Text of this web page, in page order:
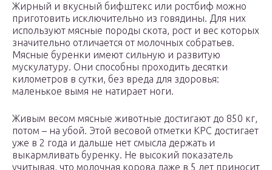
Жирный и вкусный бифштекс или ростбиф можно
приготовить исключительно из говядины. Для них
используют мясные породы скота, рост и вес которых
значительно отличается от молочных собратьев.
Мясные буренки имеют сильную и развитую
мускулатуру. Они способны проходить десятки
километров в сутки, без вреда для здоровья:
маленькое вымя не натирает ноги.
Живым весом мясные животные достигают до 850 кг,
потом – на убой. Этой весовой отметки КРС достигает
уже в 2 года и дальше нет смысла держать и
выкармливать буренку. Не высокий показатель
учитывая, что молочная корова даже в 5 лет приносит